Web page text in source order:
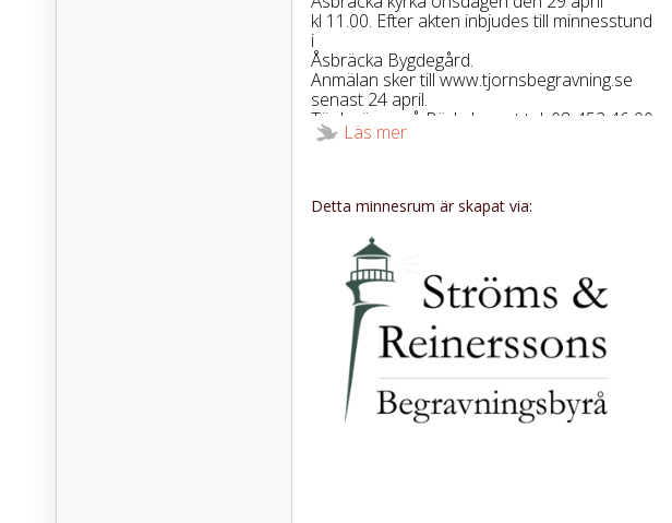
kl 11.00. Efter akten inbjudes till minnesstund
i
Åsbräcka Bygdegård.
Anmälan sker till www.tjornsbegravning.se
senast 24 april.
Tänk gärna på Röda korset tel, 08-452 46 00
Läs mer
Detta minnesrum är skapat via: